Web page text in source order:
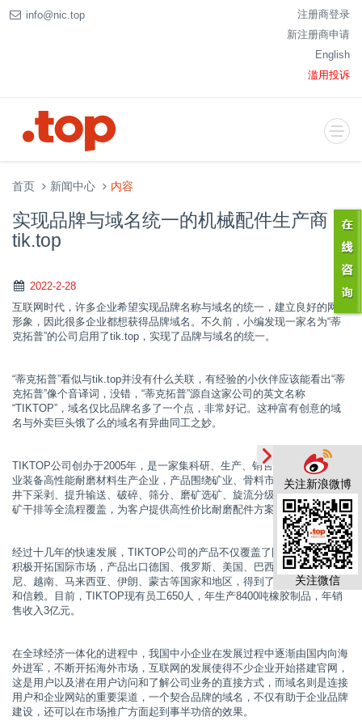
info@nic.top
注册商登录
新注册商申请
English
滥用投诉
关注新浪微博
关注微信
首页 新闻中心 内容
实现品牌与域名统一的机械配件生产商
tik.top
2022-2-28
互联网时代，许多企业希望实现品牌名称与域名的统一，建立良好的网络
形象，因此很多企业都想获得品牌域名。不久前，小编发现一家名为“蒂
克拓普”的公司启用了tik.top，实现了品牌与域名的统一。
“蒂克拓普”看似与tik.top并没有什么关联，有经验的小伙伴应该能看出“蒂
克拓普”像个音译词，没错，“蒂克拓普”源自这家公司的英文名称
“TIKTOP”，域名仅比品牌名多了一个点，非常好记。这种富有创意的域
名与外卖巨头饿了么的域名有异曲同工之妙。
TIKTOP公司创办于2005年，是一家集科研、生产、销售于一体的大型矿
业装备高性能耐磨材料生产企业，产品围绕矿业、骨料市场设备配件，从
井下采剥、提升输送、破碎、筛分、磨矿选矿、旋流分级、流体控制、尾
矿干排等全流程覆盖，为客户提供高性价比耐磨配件方案。
经过十几年的快速发展，TIKTOP公司的产品不仅覆盖了国内市场，而且
积极开拓国际市场，产品出口德国、俄罗斯、美国、巴西、澳大利亚、印
尼、越南、马来西亚、伊朗、蒙古等国家和地区，得到了客户的广泛认可
和信赖。目前，TIKTOP现有员工650人，年生产8400吨橡胶制品，年销
售收入3亿元。
在全球经济一体化的进程中，我国中小企业在发展过程中逐渐由国内向海
外进军，不断开拓海外市场，互联网的发展使得不少企业开始搭建官网，
这是用户以及潜在用户访问和了解公司业务的直接方式，而域名则是连接
用户和企业网站的重要渠道，一个契合品牌的域名，不仅有助于企业品牌
建设，还可以在市场推广方面起到事半功倍的效果。